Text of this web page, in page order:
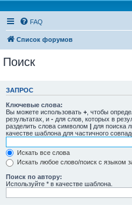
FAQ
Список форумов
Поиск
ЗАПРОС
Ключевые слова:
Вы можете использовать + , чтобы
результатах, и - для слов, которых в
разделить слова символом | для поиска
качестве шаблона для частичного
Искать все слова
Искать любое слово/поиск с языком
Поиск по автору:
Используйте * в качестве шаблона.